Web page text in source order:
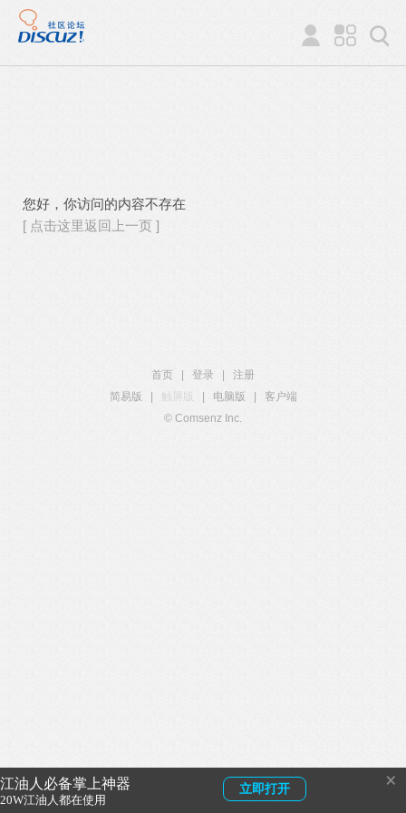
江油人必备掌上神器
20W江油人都在使用
立即打开 ×
您好，你访问的内容不存在
[ 点击这里返回上一页 ]
首页 登录
注册
简易版
触屏版 电脑版
客户端
© Comsenz Inc.